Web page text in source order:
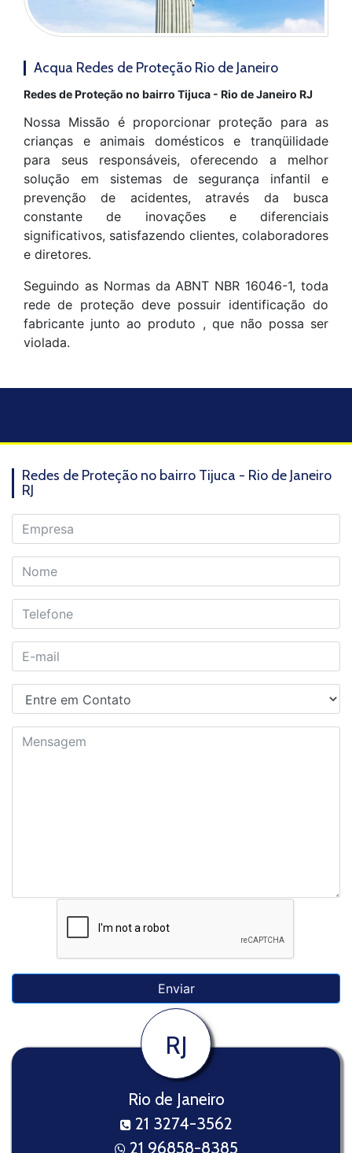
Acqua Redes de Proteção Rio de Janeiro
Redes de Proteção no bairro Tijuca - Rio de Janeiro RJ
Nossa Missão é proporcionar proteção para as
crianças e animais domésticos e tranqüilidade
para seus responsáveis, oferecendo a melhor
solução em sistemas de segurança infantil e
prevenção de acidentes, através da busca
constante de inovações e diferenciais
significativos, satisfazendo clientes, colaboradores
e diretores.
Seguindo as Normas da ABNT NBR 16046-1, toda
rede de proteção deve possuir identificação do
fabricante junto ao produto , que não possa ser
violada.
Redes de Proteção no bairro Tijuca - Rio de Janeiro
RJ
RJ
Rio de Janeiro
21 3274-3562
21 96858-8385